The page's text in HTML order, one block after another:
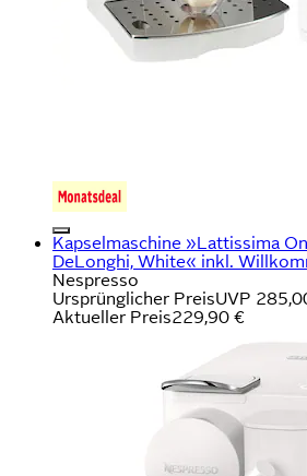
Kapselmaschine »Lattissima
DeLonghi, White« inkl.
Nespresso
Ursprünglicher PreisUVP
Aktueller Preis229,90 €